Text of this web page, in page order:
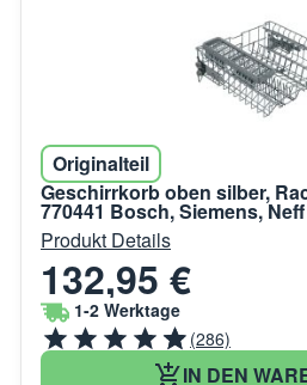
Originalteil
Geschirrkorb oben silber,
770441 Bosch, Siemens, Neff
Produkt Details
132,95 €
1-2 Werktage
(286)
IN DEN